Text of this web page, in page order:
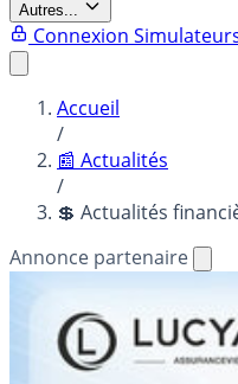
Autres...
Connexion
Accueil
/
📰 Actualités
/
💲 Actualités
Annonce partenaire